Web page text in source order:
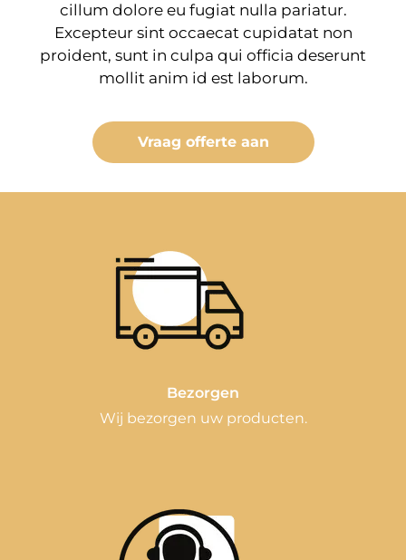
cillum dolore eu fugiat nulla pariatur.
Excepteur sint occaecat cupidatat non
proident, sunt in culpa qui officia deserunt
mollit anim id est laborum.
Vraag offerte aan
Bezorgen
Wij bezorgen uw producten.